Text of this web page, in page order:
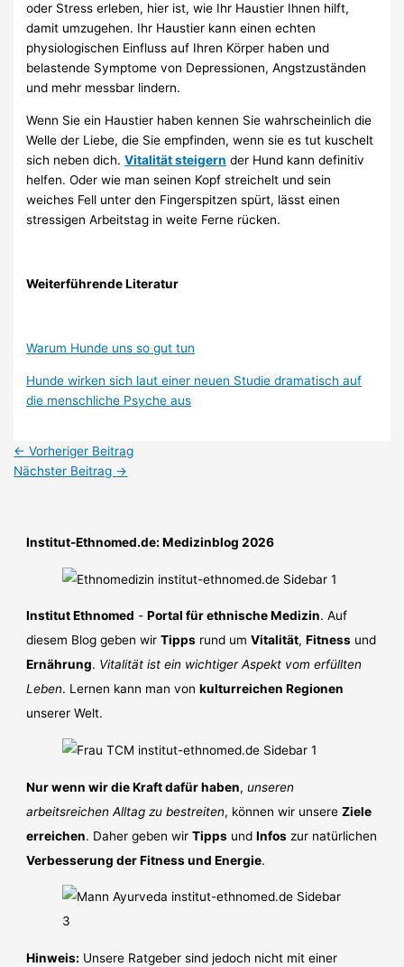
oder Stress erleben, hier ist, wie Ihr Haustier Ihnen hilft,
damit umzugehen. Ihr Haustier kann einen echten
physiologischen Einfluss auf Ihren Körper haben und
belastende Symptome von Depressionen, Angstzuständen
und mehr messbar lindern.
Wenn Sie ein Haustier haben kennen Sie wahrscheinlich die
Welle der Liebe, die Sie empfinden, wenn sie es tut kuschelt
sich neben dich.Vitalität steigern der Hund kann definitiv
helfen. Oder wie man seinen Kopf streichelt und sein
weiches Fell unter den Fingerspitzen spürt, lässt einen
stressigen Arbeitstag in weite Ferne rücken.
Weiterführende Literatur
Warum Hunde uns so gut tun
Hunde wirken sich laut einer neuen Studie dramatisch auf
die menschliche Psyche aus
← Vorheriger Beitrag
Nächster Beitrag →
Institut-Ethnomed.de: Medizinblog 2026
Institut Ethnomed -Portal für ethnische Medizin. Auf
diesem Blog geben wirTipps rund umVitalität,Fitness und
Ernährung. Vitalität ist ein wichtiger Aspekt vom erfüllten
Leben. Lernen kann man vonkulturreichen Regionen
unserer Welt.
Nur wenn wir die Kraft dafür haben,unseren
arbeitsreichen Alltag zu bestreiten, können wir unsereZiele
erreichen. Daher geben wirTipps undInfos zur natürlichen
Verbesserung der Fitness und Energie.
Hinweis: Unsere Ratgeber sind jedoch nicht mit einer